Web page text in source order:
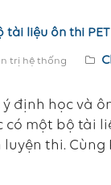
tài liệu ôn thi
trị hệ thống
định học và
có một bộ tài
thi. Cùng